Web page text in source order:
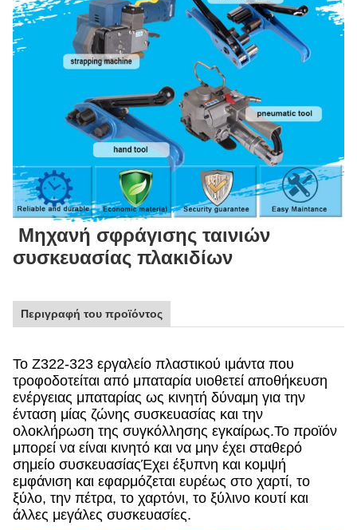
Μηχανή σφράγισης ταινιών
συσκευασίας πλακιδίων
Περιγραφή του προϊόντος
Το Z322-323 εργαλείο πλαστικού ιμάντα που
τροφοδοτείται από μπαταρία υιοθετεί αποθήκευση
ενέργειας μπαταρίας ως κινητή δύναμη για την
ένταση μίας ζώνης συσκευασίας και την
ολοκλήρωση της συγκόλλησης εγκαίρως.Το προϊόν
μπορεί να είναι κινητό και να μην έχει σταθερό
σημείο συσκευασίαςΈχει έξυπνη και κομψή
εμφάνιση και εφαρμόζεται ευρέως στο χαρτί, το
ξύλο, την πέτρα, το χαρτόνι, το ξύλινο κουτί και
άλλες μεγάλες συσκευασίες.